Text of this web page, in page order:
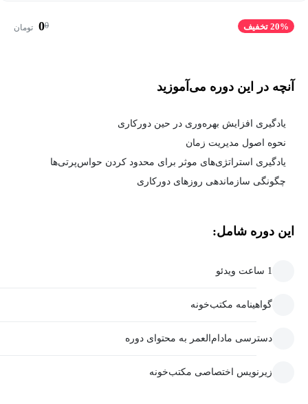
20% تخفیف 0
0 تومان
آنچه در این دوره می‌آموزید
یادگیری افزایش بهره‌وری در حین دورکاری
نحوه اصول مدیریت زمان
یادگیری استراتژی‌های موثر برای محدود کردن حواس‌پرتی‌ها
چگونگی سازماندهی روزهای دورکاری
این دوره شامل:
1 ساعت ویدئو
گواهینامه مکتب‌خونه
دسترسی مادام‌العمر به محتوای دوره
زیرنویس اختصاصی مکتب‌خونه